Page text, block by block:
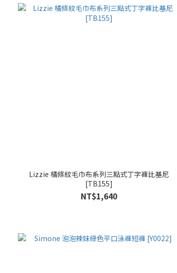
Lizzie 橘條紋毛巾布系列三點式丁字褲比基尼
[TB155]
NT$1,640